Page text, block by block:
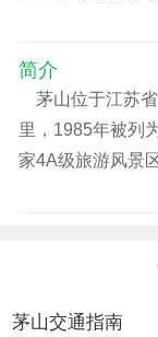
坛茅山，还要继
山道口下或到句
专线至茅山镇。
续往前行驶3公里
镇江：车次较多
动车1小时05分
锡、常州。 4、南
简介
茅山位于江苏省
里，1985年被列
家4A级旅游风景
茅山山势秀丽、
谓“春见山容，夏
著名的道教圣地
茅山交通指南